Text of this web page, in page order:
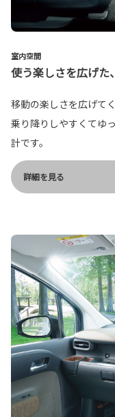
室内空間
使う楽しさを広げた
移動の楽しさを広げて
乗り降りしやすくてゆ
計です。
詳細を見る